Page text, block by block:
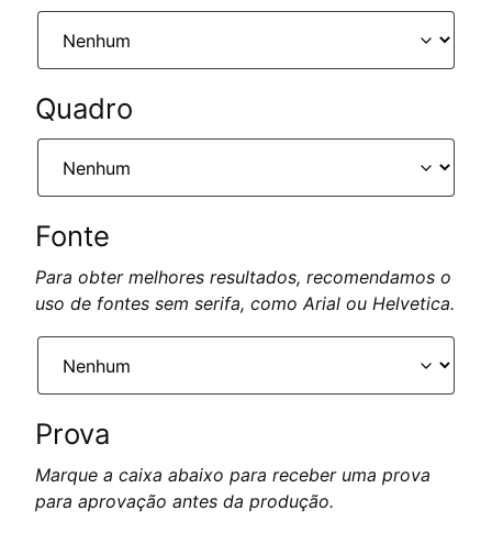
Quadro
Fonte
Para obter melhores resultados, recomendamos o
uso de fontes sem serifa, como Arial ou Helvetica.
Prova
Marque a caixa abaixo para receber uma prova
para aprovação antes da produção.